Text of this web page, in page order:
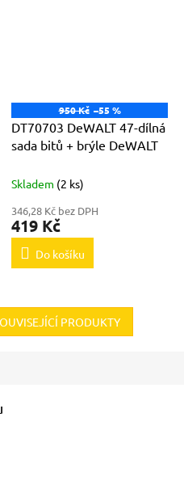
950 Kč –55 %
DT70703 DeWALT 47-dílná
sada bitů + brýle DeWALT
Skladem (2 ks)
346,28 Kč bez DPH
419 Kč
Do košíku
PRODUKTY